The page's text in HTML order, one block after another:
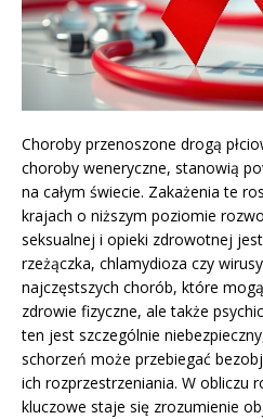
Choroby przenoszone drogą
choroby weneryczne, stanowią
na całym świecie. Zakażenia te
krajach o niższym poziomie
seksualnej i opieki zdrowotnej
rzeżączka, chlamydioza czy
najczęstszych chorób, które
zdrowie fizyczne, ale także
ten jest szczególnie
schorzeń może przebiegać
ich rozprzestrzeniania. W obliczu
kluczowe staje się zrozumienie